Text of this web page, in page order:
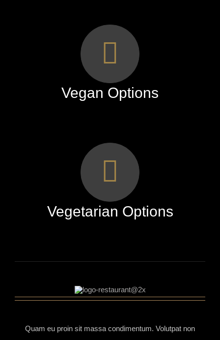
Vegan Options
Vegetarian Options
Quam eu proin sit massa condimentum. Volutpat non